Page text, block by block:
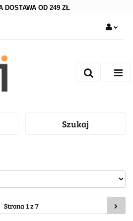
DOSTAWA OD 249 ZŁ
Zarejestruj się
Szukaj